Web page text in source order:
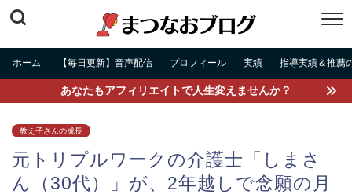
ホーム 【毎日更新】音声配信 プロフィール 実績 指導実績＆推薦
あなたもアフィリエイトで人生変えませんか？
教え子さんの成長
元トリプルワークの介護士「しまさ
ん（30代）」が、2年越しで念願の月